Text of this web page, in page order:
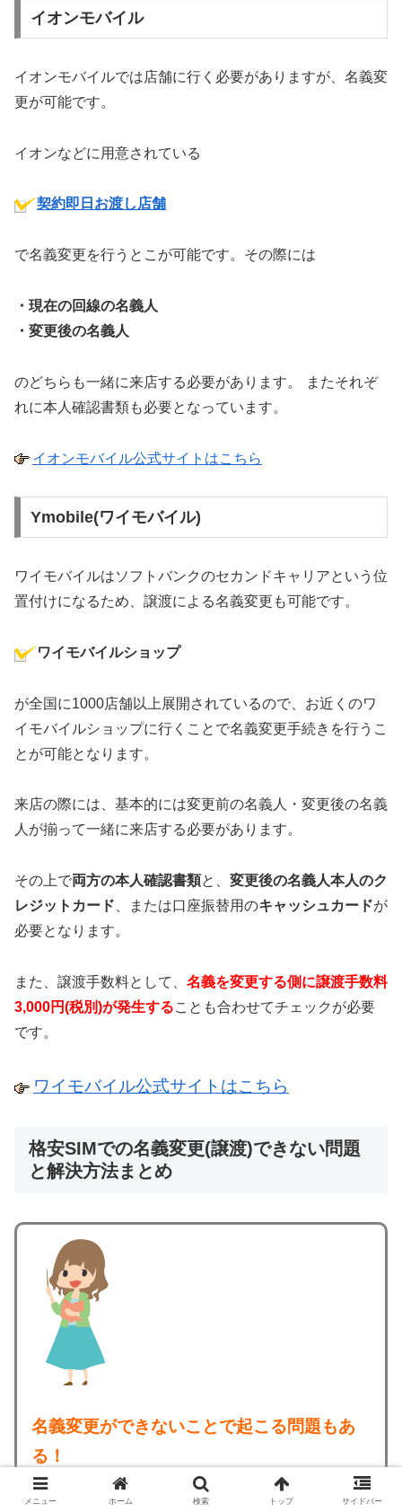
イオンモバイル
イオンモバイルでは店舗に行く必要がありますが、名義変
更が可能です。
イオンなどに用意されている
契約即日お渡し店舗
で名義変更を行うとこが可能です。その際には
・現在の回線の名義人
・変更後の名義人
のどちらも一緒に来店する必要があります。
またそれぞ
れに本人確認書類も必要となっています。
イオンモバイル公式サイトはこちら
Ymobile(ワイモバイル)
ワイモバイルはソフトバンクのセカンドキャリアという位
置付けになるため、譲渡による名義変更も可能です。
ワイモバイルショップ
が全国に1000店舗以上展開されているので、お近くのワ
イモバイルショップに行くことで名義変更手続きを行うこ
とが可能となります。
来店の際には、基本的には変更前の名義人・変更後の名義
人が揃って一緒に来店する必要があります。
その上で両方の本人確認書類と、 変更後の名義人本人のク
レジットカード 、または口座振替用のキャッシュカードが
必要となります。
また、譲渡手数料として、 名義を変更する側に譲渡手数料
3,000円(税別)が発生することも合わせてチェックが必要
です。
ワイモバイル公式サイトはこちら
格安SIMでの名義変更(譲渡)できない問題
と解決方法まとめ
名義変更ができないことで起こる問題もあ
る！
だから名義変更をできる格安SIMを選ぶのも
メニュー ホーム 検索 トップ サイドバー